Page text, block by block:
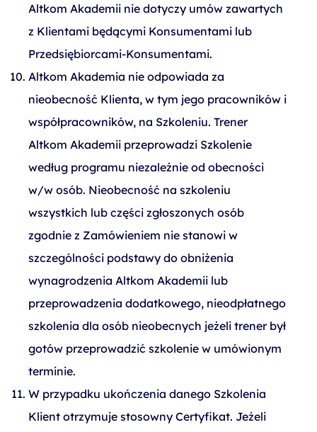
Altkom Akademii nie dotyczy umów zawartych
z Klientami będącymi Konsumentami lub
Przedsiębiorcami-Konsumentami.
Altkom Akademia nie odpowiada za
nieobecność Klienta, w tym jego pracowników i
współpracowników, na Szkoleniu. Trener
Altkom Akademii przeprowadzi Szkolenie
według programu niezależnie od obecności
w/w osób. Nieobecność na szkoleniu
wszystkich lub części zgłoszonych osób
zgodnie z Zamówieniem nie stanowi w
szczególności podstawy do obniżenia
wynagrodzenia Altkom Akademii lub
przeprowadzenia dodatkowego, nieodpłatnego
szkolenia dla osób nieobecnych jeżeli trener był
gotów przeprowadzić szkolenie w umówionym
terminie.
W przypadku ukończenia danego Szkolenia
Klient otrzymuje stosowny Certyfikat. Jeżeli